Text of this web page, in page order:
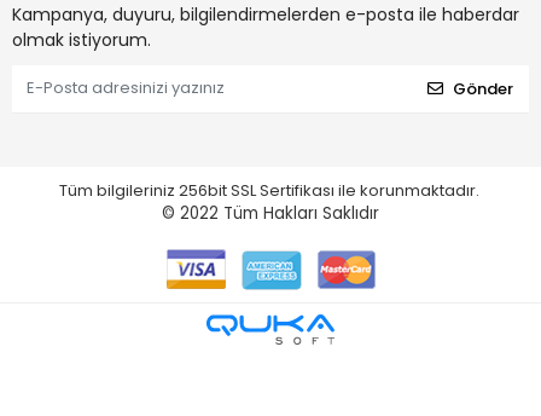
Kampanya, duyuru, bilgilendirmelerden e-posta ile haberdar
olmak istiyorum.
Gönder
Tüm bilgileriniz 256bit SSL Sertifikası ile korunmaktadır.
© 2022 Tüm Hakları Saklıdır